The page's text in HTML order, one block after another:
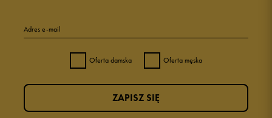
Adres e-mail
Oferta damska Oferta męska
ZAPISZ SIĘ